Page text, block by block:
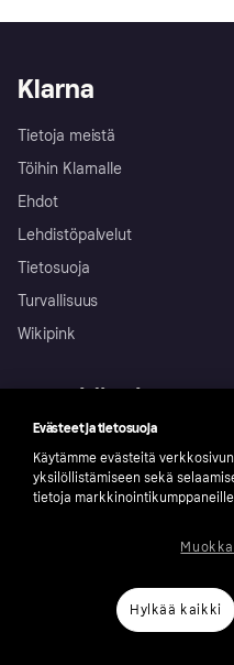
Klarna
Tietoja meistä
Töihin Klarnalle
Ehdot
Lehdistöpalvelut
Tietosuoja
Turvallisuus
Wikipink
Henkilöasiakas
Kirjaudu sisään
Yritys
Kauppiastuki
Kirjaudu sisään yrityksenä
Evästeet ja tietosuoja
Käytämme evästeitä
yksilöllistämiseen sekä
tietoja
Hylkää kaikki